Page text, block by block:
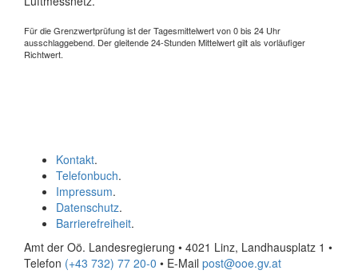
Für die Grenzwertprüfung ist der Tagesmittelwert von 0 bis 24 Uhr
ausschlaggebend. Der gleitende 24-Stunden Mittelwert gilt als vorläufiger
Richtwert.
Kontakt.
Telefonbuch.
Impressum.
Datenschutz.
Barrierefreiheit.
Amt der Oö. Landesregierung • 4021 Linz, Landhausplatz 1 •
Telefon (+43 732) 77 20-0 • E-Mail post@ooe.gv.at